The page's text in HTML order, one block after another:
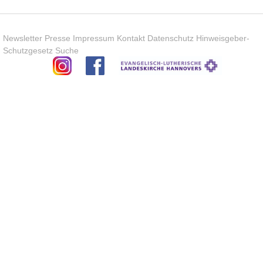
Newsletter Presse Impressum Kontakt Datenschutz Hinweisgeber-
Schutzgesetz Suche